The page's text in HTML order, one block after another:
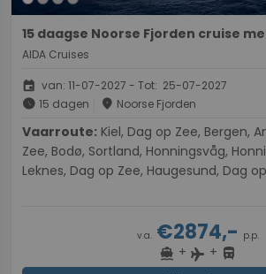
15 daagse Noorse Fjorden cruise
AIDA Cruises
event van: 11-07-2027 - Tot: 25-07-2027
schedule 15 dagen place Noorse Fjorden
Vaarroute:
Zee, Bodø, Sortland, Honningsvåg,
Leknes, Dag op Zee, Haugesund, Dag
v.a. €2874,- p.p.
directions_boat + flight + directions_bus